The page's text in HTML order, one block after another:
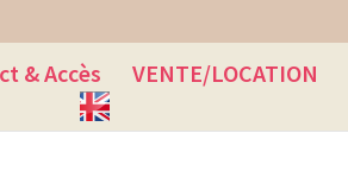
& Accès VENTE/LOCATION